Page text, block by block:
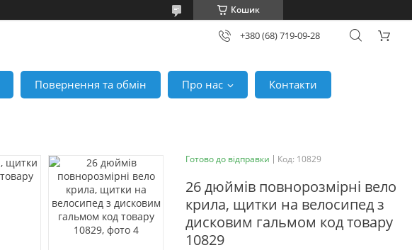
Кошик
+380 (68) 719-09-28
Повернення та обмін Про нас Контакти
Готово до відправки Код: 10829
26 дюймів повнорозмірні вело
крила, щитки на велосипед з
дисковим гальмом код товару
10829